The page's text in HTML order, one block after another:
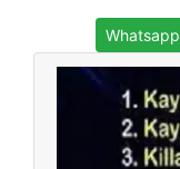
Whatsapp